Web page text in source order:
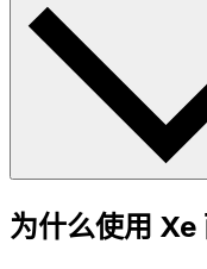
为什么使用 Xe